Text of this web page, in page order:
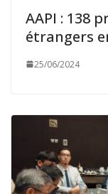
AAPI : 138
étrangers
25/06/2024